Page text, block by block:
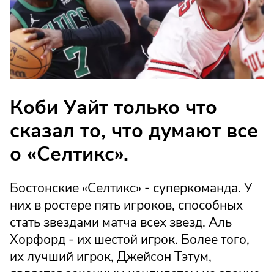
Коби Уайт только что
сказал то, что думают все
о «Селтикс».
Бостонские «Селтикс» - суперкоманда. У
них в ростере пять игроков, способных
стать звездами матча всех звезд. Аль
Хорфорд - их шестой игрок. Более того,
их лучший игрок, Джейсон Тэтум,